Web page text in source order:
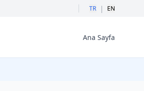
TR | EN
Ana Sayfa